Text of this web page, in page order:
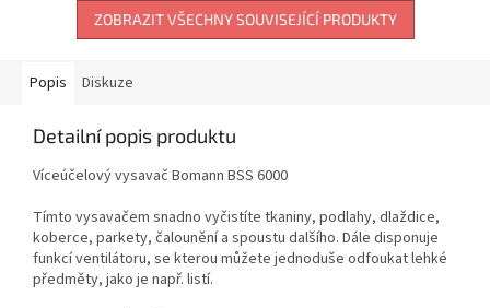
ZOBRAZIT VŠECHNY SOUVISEJÍCÍ PRODUKTY
Popis Diskuze
Detailní popis produktu
Víceúčelový vysavač Bomann BSS 6000
Tímto vysavačem snadno vyčistíte tkaniny, podlahy, dlaždice,
koberce, parkety, čalounění a spoustu dalšího. Dále disponuje
funkcí ventilátoru, se kterou můžete jednoduše odfoukat lehké
předměty, jako je např. listí.